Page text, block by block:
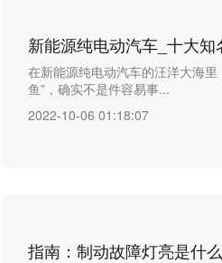
新能源纯电动汽车_十大
在新能源纯电动汽车的汪洋大海
鱼”，确实不是件容易事...
2022-10-06 01:18:07
指南：制动故障灯亮是什